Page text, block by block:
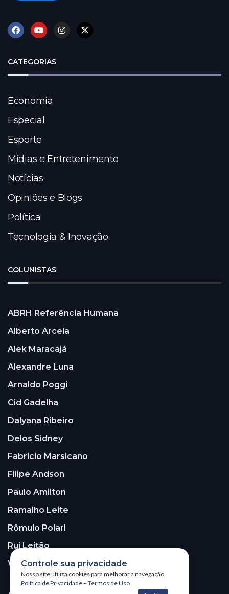
CATEGORIAS
Economia
Especial
Esporte
Mídias e Entretenimento
Notícias
Opiniões e Blogs
Política
Tecnologia & Inovação
COLUNISTAS
ABRH Referência Humana
Alberto Arcela
Alek Maracajá
Alexandre Luna
Arnaldo Poggi
Cid Gadelha
Dalyana Ribeiro
Delos Sidney
Fabricio Marsicano
Filipe Andson
Paulo Amilton
Ramalho Leite
Rômulo Polari
Rui Leitão
Walter Santos
Controle sua privacidade
Nosso site utiliza cookies para melhorar a navegação.
Política de Privacidade – Termos de Uso